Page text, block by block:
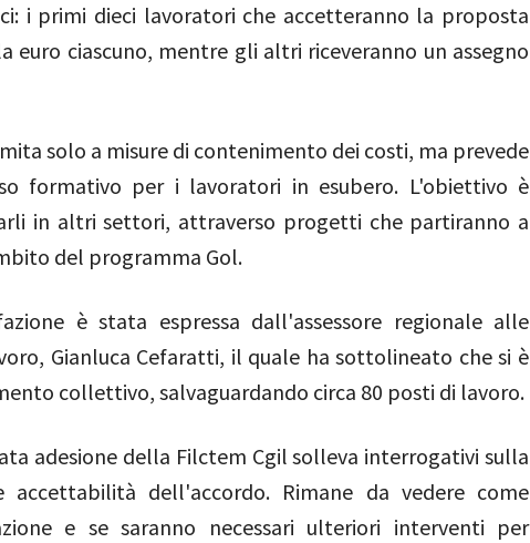
i primi dieci lavoratori che accetteranno la proposta
euro ciascuno, mentre gli altri riceveranno un assegno
solo a misure di contenimento dei costi, ma prevede
formativo per i lavoratori in esubero. L'obiettivo è
in altri settori, attraverso progetti che partiranno a
del programma Gol.
è stata espressa dall'assessore regionale alle
Gianluca Cefaratti, il quale ha sottolineato che si è
collettivo, salvaguardando circa 80 posti di lavoro.
adesione della Filctem Cgil solleva interrogativi sulla
accettabilità dell'accordo. Rimane da vedere come
e se saranno necessari ulteriori interventi per